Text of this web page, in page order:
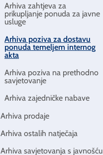
Arhiva zahtjeva za
prikupljanje ponuda za javne
usluge
Arhiva poziva za dostavu
ponuda temeljem internog
akta
Arhiva poziva na prethodno
savjetovanje
Arhiva zajedničke nabave
Arhiva prodaje
Arhiva ostalih natječaja
Arhiva savjetovanja s javnošću